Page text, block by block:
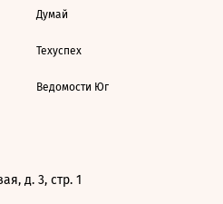
Думай
Техуспех
Ведомости Юг
д. 3, стр. 1